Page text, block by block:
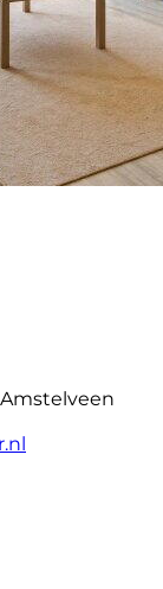
Amstelveen